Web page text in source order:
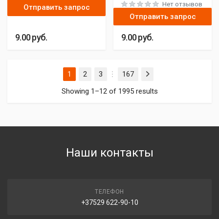
Отправить запрос
9.00руб.
Нет отзывов
Отправить запрос
9.00руб.
1 2 3
…
167
Next
Showing 1–12 of 1995 results
Наши контакты
ТЕЛЕФОН
+37529 622-90-10